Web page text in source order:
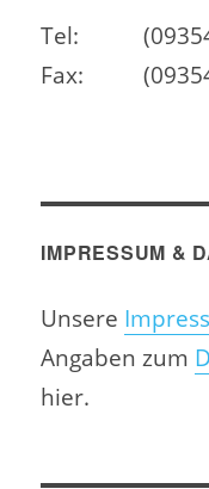
Tel:
Fax:
IMPRESSUM &
Unsere
Angaben zum
hier.